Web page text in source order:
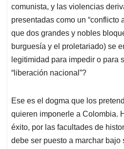
comunista, y las violencias
presentadas como un “conflicto
que dos grandes y nobles
burguesía y el proletariado) se
legitimidad para impedir o para
“liberación nacional”?
Ese es el dogma que los
quieren imponerle a Colombia.
éxito, por las facultades de
debe ser puesto a marchar bajo